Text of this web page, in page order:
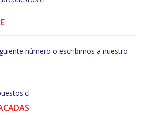
número o escribirnos a nuestro